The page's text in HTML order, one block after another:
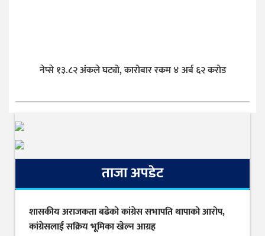
नेप्से १३.८२ अंकले घट्यो, कारोबार रकम ४ अर्ब ६२ करोड
ताजा अपडेट
शासकीय अराजकता बढेको कांग्रेस सभापति थापाको आरोप,
कांग्रेसलाई सक्रिय भूमिका खेल्न आग्रह